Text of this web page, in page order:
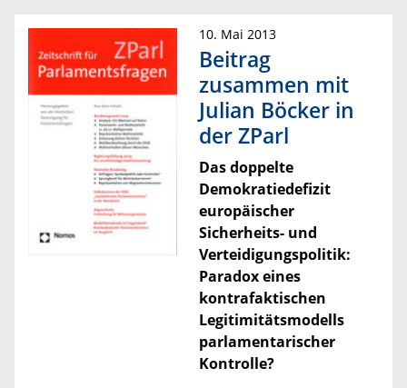
10. Mai 2013
Beitrag
zusammen mit
Julian Böcker in
der ZParl
Das doppelte
Demokratiedefizit
europäischer
Sicherheits- und
Verteidigungspolitik:
Paradox eines
kontrafaktischen
Legitimitätsmodells
parlamentarischer
Kontrolle?